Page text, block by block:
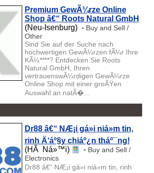
Premium GewÃ¼rze Online
Shop â€“ Roots Natural GmbH
(Neu-Isenburg) - Buy and Sell /
Other
Sind Sie auf der Suche nach
hochwertigen GewÃ¼rzen fÃ¼r Ihre
KÃ¼****? Entdecken Sie Roots
Natural GmbH, Ihren
vertrauenswÃ¼rdigen GewÃ¼rze
Online Shop mit einer groÃŸen
Auswahl an natÃ�...
Dr88 â€“ NÆ¡i gá»­i niá»m tin,
rinh Ä‘áº§y chiáº¿n tháº¯ng!
(HÃ Ná»™i)
- Buy and Sell /
Electronics
Dr88 â€“ NÆ¡i gá»­i niá»m tin, rinh